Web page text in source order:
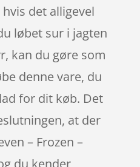
det alligevel
løbet sur i jagten
kan du gøre som
denne vare, du
for dit køb. Det
at der
– Frozen –
du kender